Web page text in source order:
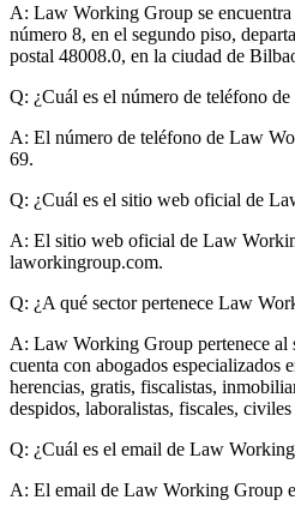
A: Law Working Group se
número 8, en el segundo piso,
postal 48008.0, en la ciudad de
Q: ¿Cuál es el número de teléfono
A: El número de teléfono de Law
69.
Q: ¿Cuál es el sitio web oficial de
A: El sitio web oficial de Law
laworkingroup.com.
Q: ¿A qué sector pertenece Law
A: Law Working Group pertenece al
cuenta con abogados especializados
herencias, gratis, fiscalistas,
despidos, laboralistas, fiscales,
Q: ¿Cuál es el email de Law
A: El email de Law Working Group